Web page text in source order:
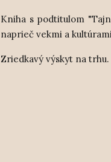
Kniha s podtitulom
naprieč vekmi a
Zriedkavý výskyt na trhu.